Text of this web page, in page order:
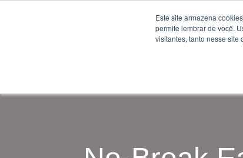
Este site armazena
permite lembrar de você.
visitantes, tanto nesse site